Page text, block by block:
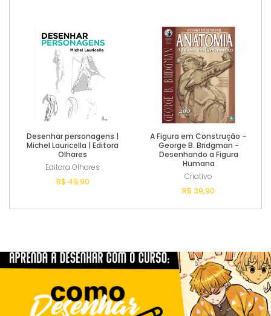
Desenhar personagens |
Michel Lauricella | Editora
Olhares
Editora Olhares
R$ 49,90
A Figura em Construção –
George B. Bridgman -
Desenhando a Figura
Humana
Criativo
R$ 39,90